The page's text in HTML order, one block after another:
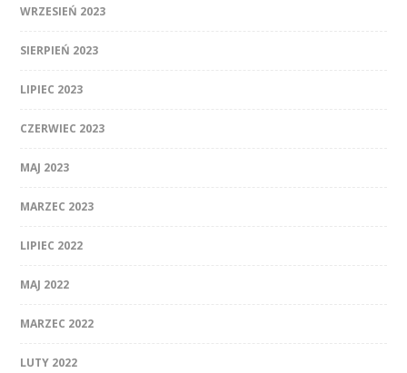
WRZESIEŃ 2023
SIERPIEŃ 2023
LIPIEC 2023
CZERWIEC 2023
MAJ 2023
MARZEC 2023
LIPIEC 2022
MAJ 2022
MARZEC 2022
LUTY 2022